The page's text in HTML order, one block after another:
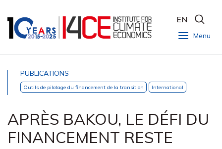
Menu
EN
PUBLICATIONS
Outils de pilotage du financement de la transition International
APRÈS BAKOU, LE DÉFI DU
FINANCEMENT RESTE